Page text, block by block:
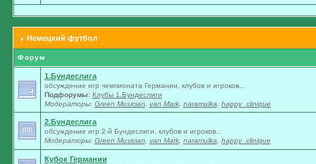
Немецкий футбол
Форум
1.Бундеслига
обсуждение игр чемпионата Германии, клубов и игроков...
Подфорумы: Клубы 1.Бундеслиги
Модераторы: Green Musician van Mark, naramulka happy_clinique
2.Бундеслига
обсуждение игр 2-й Бундеслиги, клубов и игроков...
Модераторы: Green Musician van Mark, naramulka happy_clinique
Кубок Германии